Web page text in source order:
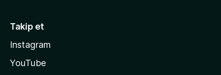
Takip et
Instagram
YouTube